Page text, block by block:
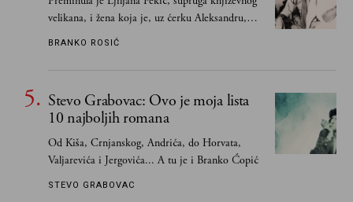
velikana, i žena koja je, uz ćerku Aleksandru,
vodila računa o zaostavštini pisca. Ovu priču o
poznavale
BRANKO ROSIĆ
Stevo Grabovac: Ovo je moja lista
10 najboljih romana
Od Kiša, Crnjanskog, Andrića, do Horvata,
Valjarevića i Jergovića... A tu je i Branko Ćopić
STEVO GRABOVAC